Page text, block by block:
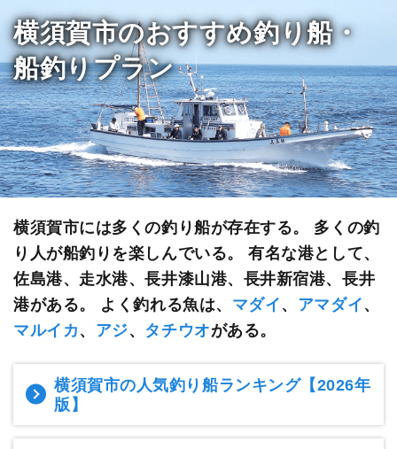
横須賀市のおすすめ釣り船・
船釣りプラン
横須賀市には多くの釣り船が存在する。 多くの釣
り人が船釣りを楽しんでいる。有名な港として、
佐島港、走水港、長井漆山港、長井新宿港、長井
港がある。 よく釣れる魚は、 マダイ、 アマダイ、
マルイカ、 アジ、 タチウオがある。
横須賀市の人気釣り船ランキング【2026年
版】